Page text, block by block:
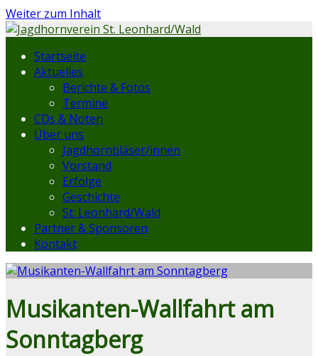
Weiter zum Inhalt
Startseite
Aktuelles
Berichte & Fotos
Termine
CDs & Noten
Über uns
Jagdhornbläser/innen
Vorstand
Erfolge
Geschichte
St. Leonhard/Wald
Partner & Sponsoren
Kontakt
Musikanten-Wallfahrt am
Sonntagberg